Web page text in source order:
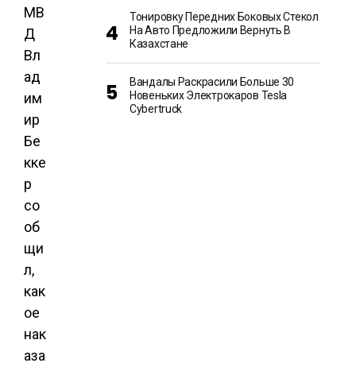
МВ
Д
Вл
ад
им
ир
Бе
кке
р
со
об
щи
л,
как
ое
нак
аза
Тонировку Передних Боковых Стекол
На Авто Предложили Вернуть В
Казахстане
Вандалы Раскрасили Больше 30
Новеньких Электрокаров Tesla
Cybertruck